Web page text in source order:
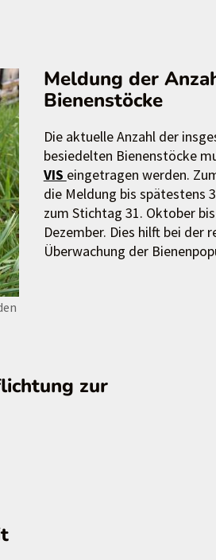
Meldung der
Bienenstöcke
Die aktuelle Anzahl der
besiedelten Bienenstöcke
VIS eingetragen werden.
die Meldung bis spätestens
zum Stichtag 31. Oktober
Dezember. Dies hilft bei der
Überwachung der
zur